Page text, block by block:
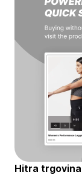
Hitra trgovina